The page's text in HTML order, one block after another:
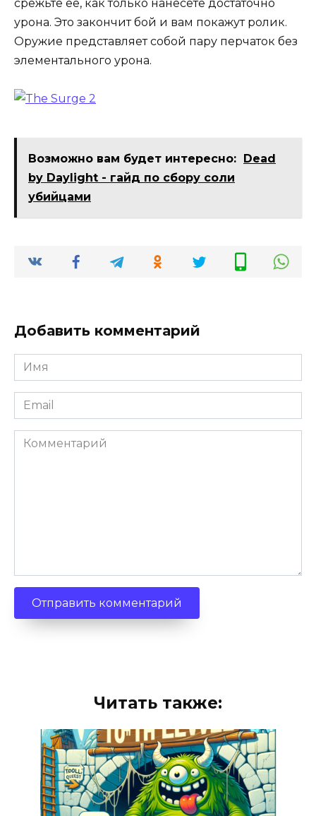
срежьте ее, как только нанесете достаточно
урона. Это закончит бой и вам покажут ролик.
Оружие представляет собой пару перчаток без
элементального урона.
Возможно вам будет интересно:
Dead
by Daylight - гайд по сбору соли
убийцами
Добавить комментарий
Имя
*
Email
*
Комментарий
Читать также: